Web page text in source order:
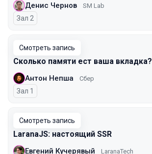
Денис Чернов SM Lab
Зал 2
Смотреть запись
Сколько памяти ест ваша вкладка?
Антон Непша Сбер
Зал 1
Смотреть запись
LaranaJS: настоящий SSR
Евгений Кучерявый LaranaTech